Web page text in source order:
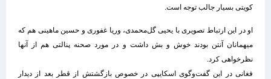
کویتی بسیار جالب توجه است.
او در این ارتباط تصویری با یحیی گل‌محمدی، وریا غفوری و حسین ماهینی هم که
میهمانان آنتن بودند خوش و بش داشت و در مورد صحنه پنالتی هم از آنها
نظرخواهی کرد.
فغانی در این گفت‌وگوی اسکایپی در خصوص بازگشتش از قطر بعد از دیدار